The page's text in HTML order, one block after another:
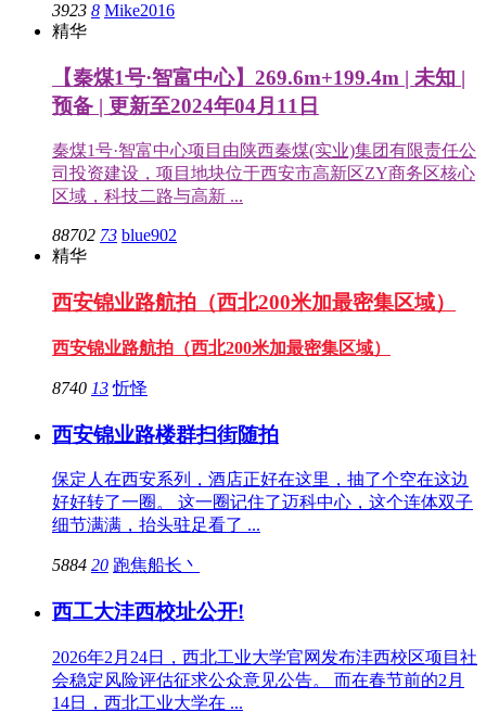
3923 8 Mike2016
精华
【秦煤1号·智富中心】269.6m+199.4m | 未知 |
预备 | 更新至2024年04月11日
秦煤1号·智富中心项目由陕西秦煤(实业)集团有限责任公
司投资建设，项目地块位于西安市高新区ZY商务区核心
区域，科技二路与高新 ...
88702 73 blue902
精华
西安锦业路航拍（西北200米加最密集区域）
西安锦业路航拍（西北200米加最密集区域）
8740 13 忻怿
西安锦业路楼群扫街随拍
保定人在西安系列，酒店正好在这里，抽了个空在这边
好好转了一圈。 这一圈记住了迈科中心，这个连体双子
细节满满，抬头驻足看了 ...
5884 20 跑焦船长丶
西工大沣西校址公开!
2026年2月24日，西北工业大学官网发布沣西校区项目社
会稳定风险评估征求公众意见公告。 而在春节前的2月
14日，西北工业大学在 ...